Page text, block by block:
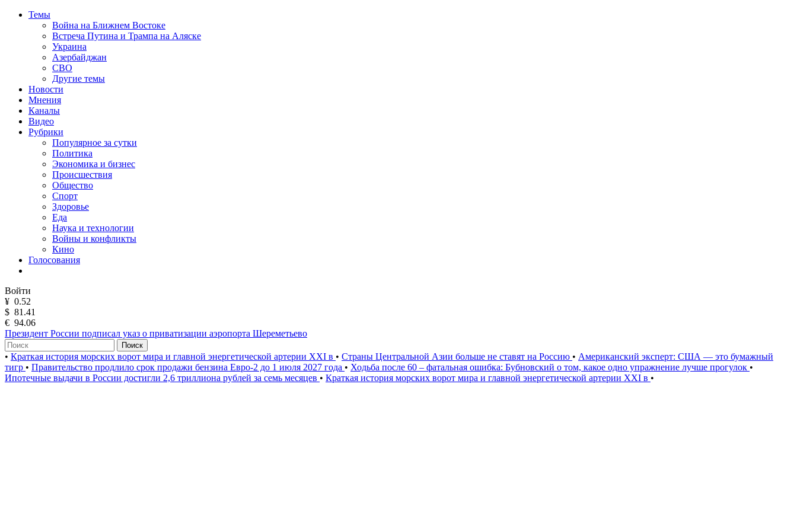
Темы
Война на Ближнем Востоке
Встреча Путина и Трампа на Аляске
Украина
Азербайджан
СВО
Другие темы
Новости
Мнения
Каналы
Видео
Рубрики
Популярное за сутки
Политика
Экономика и бизнес
Происшествия
Общество
Спорт
Здоровье
Еда
Наука и технологии
Войны и конфликты
Кино
Голосования
Войти
¥ 0.52
$ 81.41
€ 94.06
Президент России подписал указ о приватизации аэропорта Шереметьево
Поиск
• Краткая история морских ворот мира и главной энергетической артерии XXI в • Страны Центральной Азии больше не ставят на Россию • Американский эксперт: США — это бумажный
тигр • Правительство продлило срок продажи бензина Евро-2 до 1 июля 2027 года • Ходьба после 60 – фатальная ошибка: Бубновский о том, какое одно упражнение лучше прогулок •
Ипотечные выдачи в России достигли 2,6 триллиона рублей за семь месяцев • Краткая история морских ворот мира и главной энергетической артерии XXI в •